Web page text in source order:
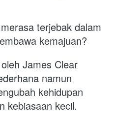
terjebak dalam
kemajuan?
James Clear
namun
kehidupan
kebiasaan kecil.